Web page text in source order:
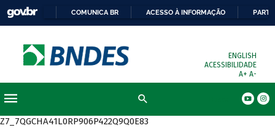
COMUNICA BR ACESSO À INFORMAÇÃO
ENGLISH
ACESSIBILIDADE
A+ A-
Z7_7QGCHA41L0RP906P422Q9Q0E83